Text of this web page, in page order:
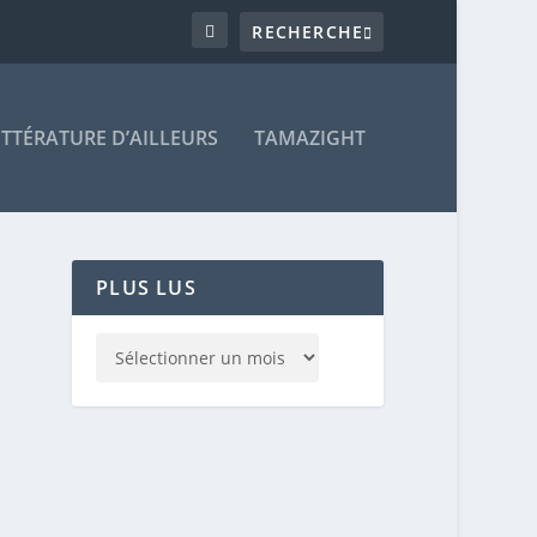
D’AILLEURS TAMAZIGHT
PLUS LUS